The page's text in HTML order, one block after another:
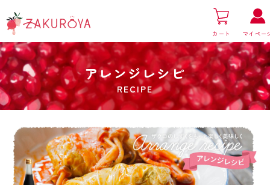
カート マイペー
アレンジレシピ
RECIPE